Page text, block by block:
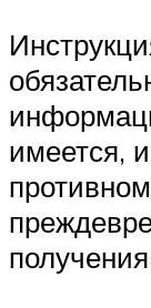
имеется,